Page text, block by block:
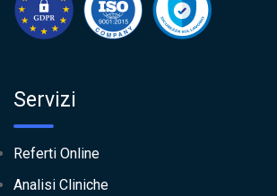
Servizi
Referti Online
Analisi Cliniche